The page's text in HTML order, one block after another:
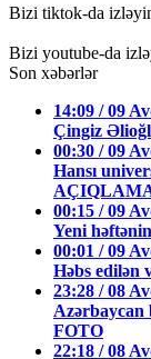
Bizi tiktok-da
Bizi youtube-da
Son xəbərlər
14:09 / 09
Çingiz
00:30 / 09
Hansı
00:15 / 09
Yeni həftənin
00:01 / 09
Həbs edilən
23:28 / 08
Azərbaycan
FOTO
22:18 / 08